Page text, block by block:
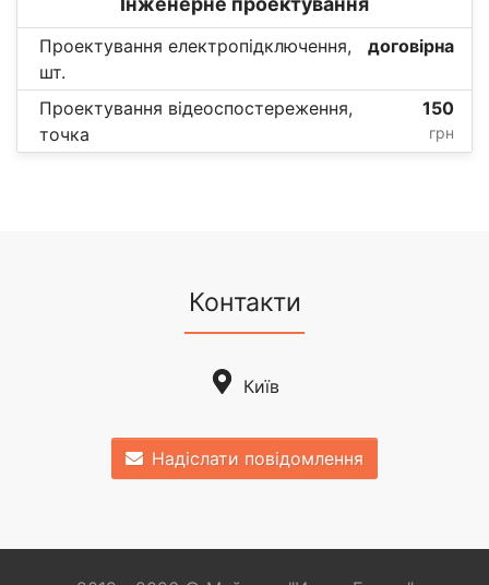
Проектування електропідключення,
шт.
договірна
Проектування відеоспостереження,
точка
150
грн
Контакти
Київ
Надіслати повідомлення